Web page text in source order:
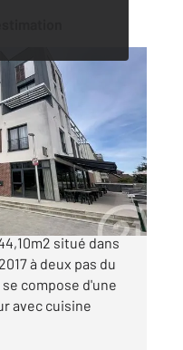
Découvrez cet
situé dans
à deux pas du
compose d'une
avec cuisine